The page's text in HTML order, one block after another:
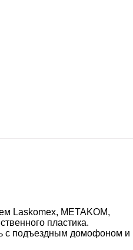
Laskomex, METAKOM,
пластика.
с подъездным домофоном и